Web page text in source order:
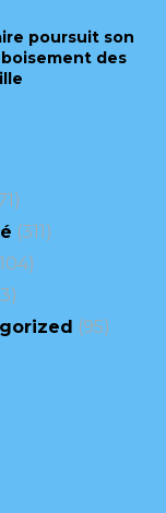
poursuit son
des
(311)
(95)